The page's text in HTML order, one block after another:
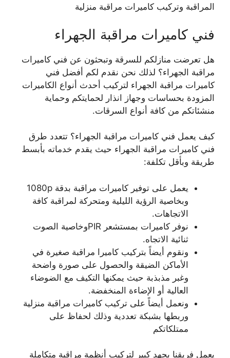
المراقبة وتركيب كاميرات مراقبة منزلية
فني كاميرات مراقبة الجهراء
هل تعرضت منازلكم للسرقة وتبحثون عن فني كاميرات
مراقبة الجهراء؟ لذلك نحن نقدم لكم أفضل فني
كاميرات مراقبة الجهراء لتركيب أحدث أنواع الكاميرات
المزودة بحساسات وجهاز انذار لحمايتكم وحماية
منشئاتكم من كافة أنواع السرقات.
كيف يعمل فني كاميرات مراقبة الجهراء؟ تتعدد طرق
فني كاميرات مراقبة الجهراء حيث يقدم خدماته بأبسط
طريقة وبأقل تكلفة:
يعمل على توفير كاميرات مراقبة بدقة 1080p
وبخاصية الرؤية الليلية ومتحركة لمراقبة كافة
الاتجاهات.
نوفر كاميرات بمستشعر PIRوخاصية الصوت
ثنائية الاتجاه.
ونقوم أيضاً بتركيب كاميرا مراقبة صغيرة في
الأماكن الضيقة والحصول على صورة واضحة
وغبر مذبذبة حيث يمكنها التكيف مع الضوضاء
العالية أو الإضاءة المنخفضة.
ونعمل أيضاً على تركيب كاميرات مراقبة منزلية
وربطها بشبكة تعددية وذلك لحفاظ على
ممتلكاتكم
يعمل فريقنا بجهد كبير لتركيب أنظمة مراقبة متكاملة